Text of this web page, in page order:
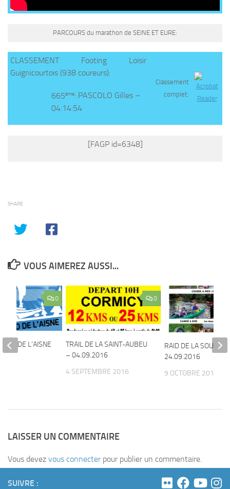
PARCOURS du marathon de SEINE ET EURE:
CLASSEMENT Footing Loisir
Guignicourtois (938 coureurs):
665ème: PASCOLO Gilles –
04:14:54
Classement
complet:
[FAGP id=6348]
SHARE
VOUS AIMEREZ AUSSI...
0
TRAIL DE LA SAINT-AUBEU
– 04.09.2016
4 SEPTEMBRE 2016
RAID DE LA SOUCHE
24.09.2016
9 OCTOBRE 2016
0
DE L’AISNE
LAISSER UN COMMENTAIRE
Vous devez vous connecterpour publier un commentaire.
SUIVRE :